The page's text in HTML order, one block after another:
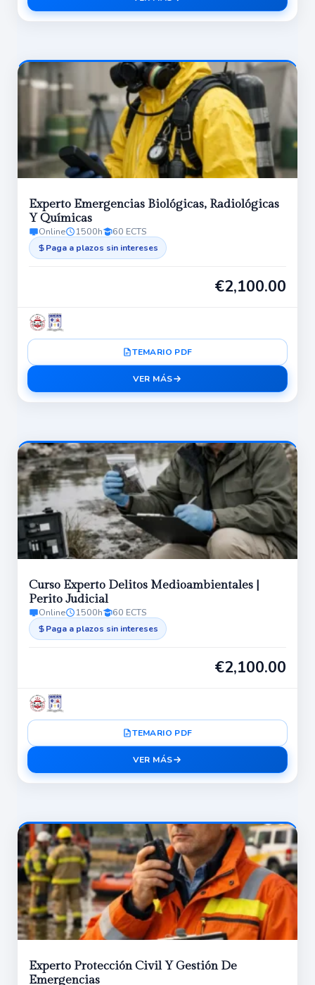
Experto Emergencias Biológicas, Radiológicas
Y Químicas
Online 1500h 60 ECTS
Paga a plazos sin intereses
€2,100.00
TEMARIO PDF
VER MÁS
Curso Experto Delitos Medioambientales |
Perito Judicial
Online 1500h 60 ECTS
Paga a plazos sin intereses
€2,100.00
TEMARIO PDF
VER MÁS
Experto Protección Civil Y Gestión De
Emergencias